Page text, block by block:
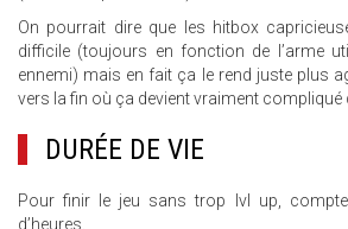
On pourrait dire que les hitbox
difficile (toujours en fonction de l’arme
ennemi) mais en fait ça le rend juste plus
vers la fin où ça devient vraiment compliqué
DURÉE DE VIE
Pour finir le jeu sans trop lvl up,
d’heures.